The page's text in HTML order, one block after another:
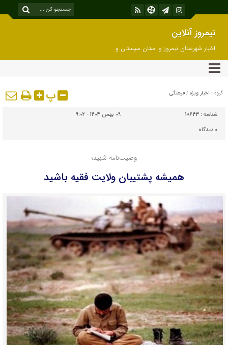
نیمروز آنلاین
اخبار شهرستان نیمروز و استان سیستان و
بلوچستان
گروه : اخبار ویژه / فرهنگی پ
شناسه : 10643
۰۹ بهمن ۱۴۰۴ - ۹:۰۲
۰ دیدگاه
وصیت‌نامه شهید؛
همیشه پشتیبان ولایت فقیه باشید